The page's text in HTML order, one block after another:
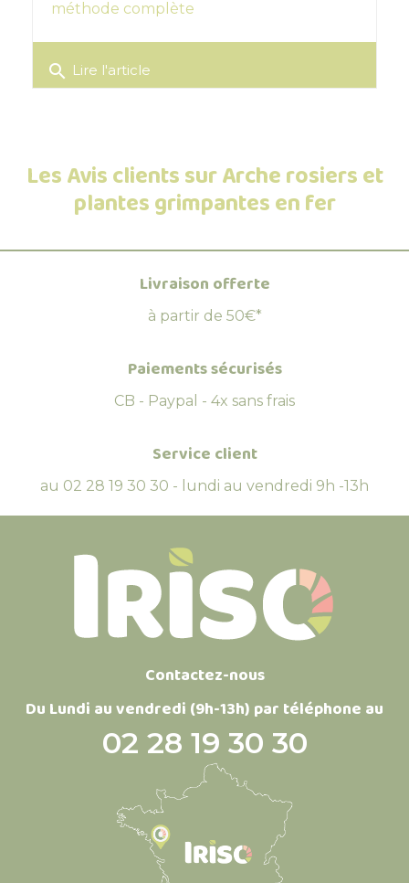
méthode complète
search Lire l'article
Les Avis clients sur Arche rosiers et
plantes grimpantes en fer
Livraison offerte
à partir de 50€*
Paiements sécurisés
CB - Paypal - 4x sans frais
Service client
au 02 28 19 30 30 - lundi au vendredi 9h -13h
Contactez-nous
Du Lundi au vendredi (9h-13h) par téléphone au
02 28 19 30 30